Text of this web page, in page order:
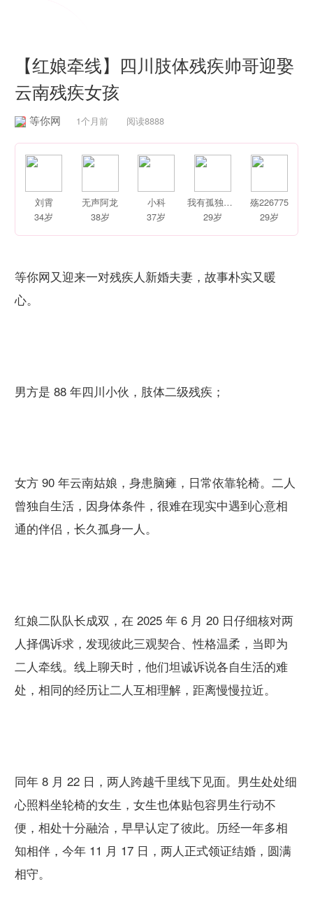
【红娘牵线】四川肢体残疾帅哥迎娶
云南残疾女孩
等你网 1个月前 阅读8888
刘霄
34岁
无声阿龙
38岁
小科
37岁
我有孤独和烈酒
29岁
殇226775
29岁
等你网又迎来一对残疾人新婚夫妻，故事朴实又暖
心。
男方是 88 年四川小伙，肢体二级残疾；
女方 90 年云南姑娘，身患脑瘫，日常依靠轮椅。二人
曾独自生活，因身体条件，很难在现实中遇到心意相
通的伴侣，长久孤身一人。
红娘二队队长成双，在 2025 年 6 月 20 日仔细核对两
人择偶诉求，发现彼此三观契合、性格温柔，当即为
二人牵线。线上聊天时，他们坦诚诉说各自生活的难
处，相同的经历让二人互相理解，距离慢慢拉近。
同年 8 月 22 日，两人跨越千里线下见面。男生处处细
心照料坐轮椅的女生，女生也体贴包容男生行动不
便，相处十分融洽，早早认定了彼此。历经一年多相
知相伴，今年 11 月 17 日，两人正式领证结婚，圆满
相守。